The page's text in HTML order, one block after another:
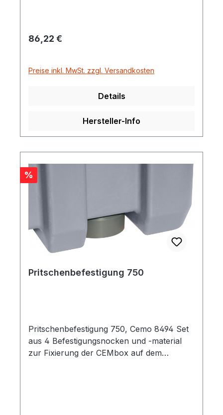
Regulärer Preis:
86,22 €
Preise inkl. MwSt. zzgl. Versandkosten
Details
Hersteller-Info
Rabatt
%
Pritschenbefestigung 750
Pritschenbefestigung 750, Cemo 8494 Set
aus 4 Befestigungsnocken und -material
zur Fixierung der CEMbox auf dem